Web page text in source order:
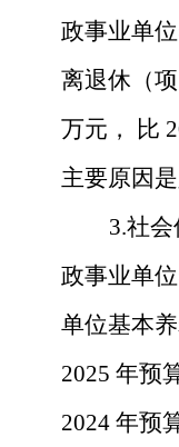
政事业单
离退休（项
万元，
比
主要原因是
3.社
政事业单
单位基本
2025 年预
2024 年预